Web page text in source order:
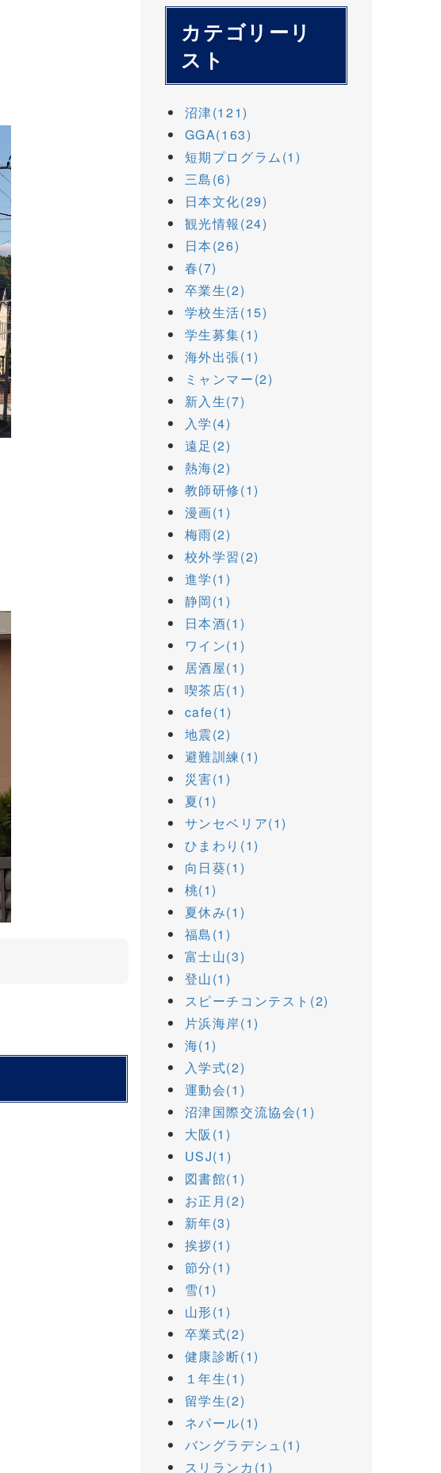
カテゴリーリ
スト
沼津(121)
GGA(163)
短期プログラム(1)
三島(6)
日本文化(29)
観光情報(24)
日本(26)
春(7)
卒業生(2)
学校生活(15)
学生募集(1)
海外出張(1)
ミャンマー(2)
新入生(7)
入学(4)
遠足(2)
熱海(2)
教師研修(1)
漫画(1)
梅雨(2)
校外学習(2)
進学(1)
静岡(1)
日本酒(1)
ワイン(1)
居酒屋(1)
喫茶店(1)
cafe(1)
地震(2)
避難訓練(1)
災害(1)
夏(1)
サンセベリア(1)
ひまわり(1)
向日葵(1)
桃(1)
夏休み(1)
福島(1)
富士山(3)
登山(1)
スピーチコンテスト(2)
片浜海岸(1)
海(1)
入学式(2)
運動会(1)
沼津国際交流協会(1)
大阪(1)
USJ(1)
図書館(1)
お正月(2)
新年(3)
挨拶(1)
節分(1)
雪(1)
山形(1)
卒業式(2)
健康診断(1)
１年生(1)
留学生(2)
ネパール(1)
バングラデシュ(1)
スリランカ(1)